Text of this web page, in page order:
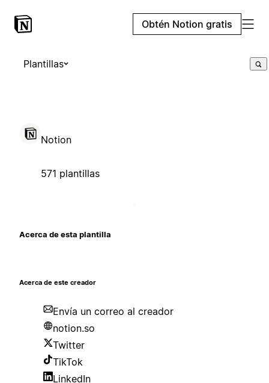
Obtén Notion gratis
Plantillas
Notion
571 plantillas
Acerca de esta plantilla
Acerca de este creador
Envía un correo al creador
notion.so
Twitter
TikTok
LinkedIn